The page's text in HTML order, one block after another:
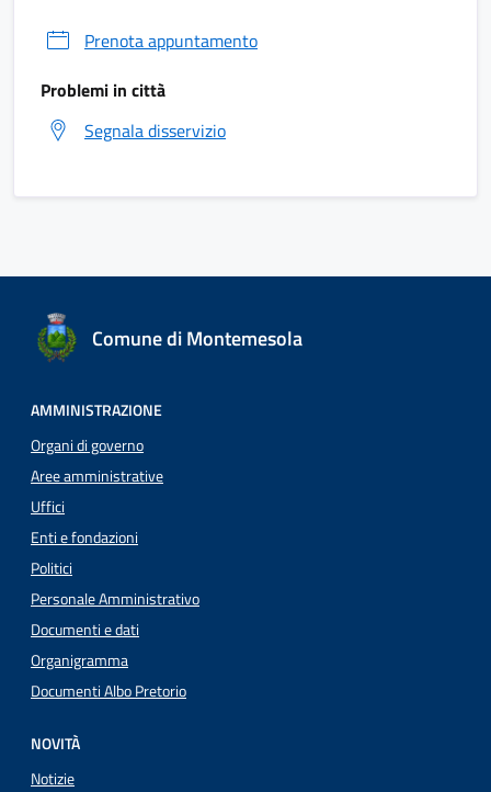
Prenota appuntamento
Problemi in città
Segnala disservizio
Comune di Montemesola
AMMINISTRAZIONE
Organi di governo
Aree amministrative
Uffici
Enti e fondazioni
Politici
Personale Amministrativo
Documenti e dati
Organigramma
Documenti Albo Pretorio
NOVITÀ
Notizie